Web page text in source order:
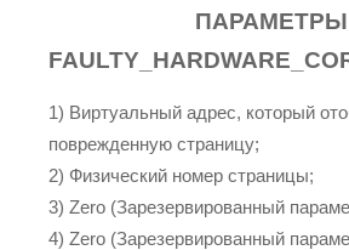
ПАРАМЕТРЫ
1) Виртуальный адрес, который
поврежденную страницу;
2) Физический номер страницы;
3) Zero (Зарезервированный
4) Zero (Зарезервированный